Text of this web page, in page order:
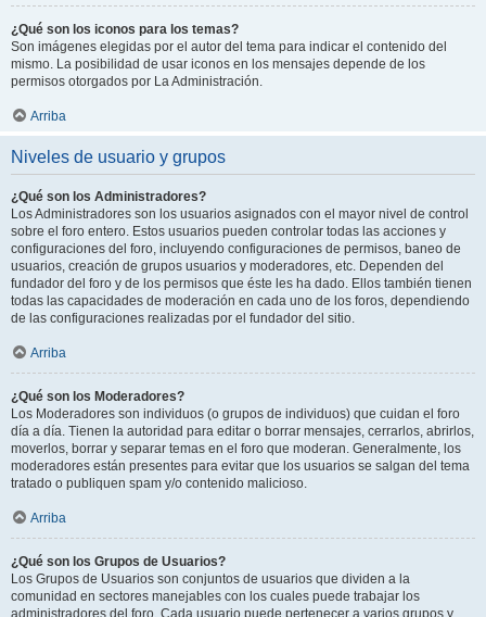
¿Qué son los iconos para los temas?
Son imágenes elegidas por el autor del tema para indicar el contenido del
mismo. La posibilidad de usar iconos en los mensajes depende de los
permisos otorgados por La Administración.
Arriba
Niveles de usuario y grupos
¿Qué son los Administradores?
Los Administradores son los usuarios asignados con el mayor nivel de control
sobre el foro entero. Estos usuarios pueden controlar todas las acciones y
configuraciones del foro, incluyendo configuraciones de permisos, baneo de
usuarios, creación de grupos usuarios y moderadores, etc. Dependen del
fundador del foro y de los permisos que éste les ha dado. Ellos también tienen
todas las capacidades de moderación en cada uno de los foros, dependiendo
de las configuraciones realizadas por el fundador del sitio.
Arriba
¿Qué son los Moderadores?
Los Moderadores son individuos (o grupos de individuos) que cuidan el foro
día a día. Tienen la autoridad para editar o borrar mensajes, cerrarlos, abrirlos,
moverlos, borrar y separar temas en el foro que moderan. Generalmente, los
moderadores están presentes para evitar que los usuarios se salgan del tema
tratado o publiquen spam y/o contenido malicioso.
Arriba
¿Qué son los Grupos de Usuarios?
Los Grupos de Usuarios son conjuntos de usuarios que dividen a la
comunidad en sectores manejables con los cuales puede trabajar los
administradores del foro. Cada usuario puede pertenecer a varios grupos y